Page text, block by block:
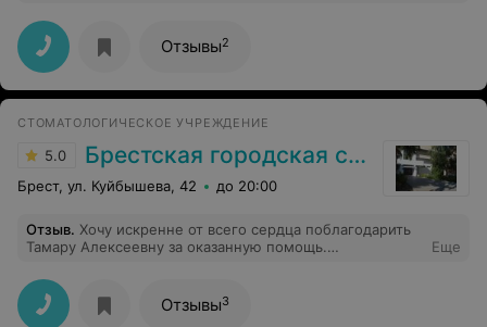
Отзывы2
СТОМАТОЛОГИЧЕСКОЕ УЧРЕЖДЕНИЕ
5.0 Брестская городская стоматологическая поликлиника
Брест, ул. Куйбышева, 42 до 20:00
Отзыв. Хочу искренне от всего сердца поблагодарить
Тамару Алексеевну за оказанную помощь.
отзывчивый человек. Рекомендую всем кто ищет
настоящего специалиста!
Еще
Отзывы3